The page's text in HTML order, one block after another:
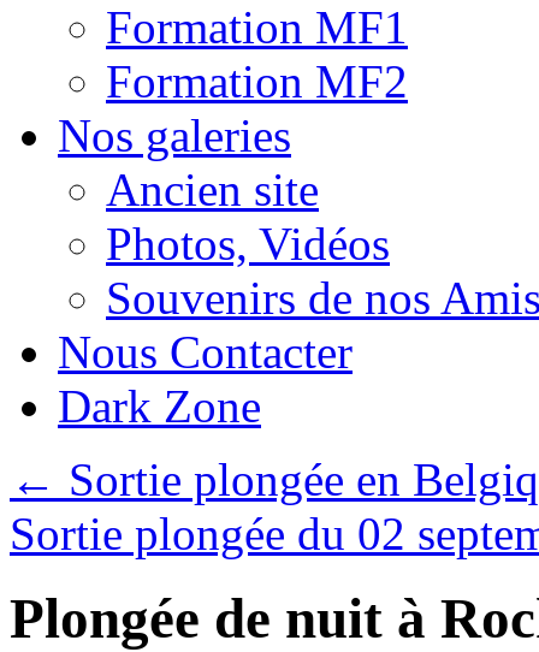
Formation MF1
Formation MF2
Nos galeries
Ancien site
Photos, Vidéos
Souvenirs de nos
Nous Contacter
Dark Zone
← Sortie plongée en
Sortie plongée du 02
Plongée de nuit à